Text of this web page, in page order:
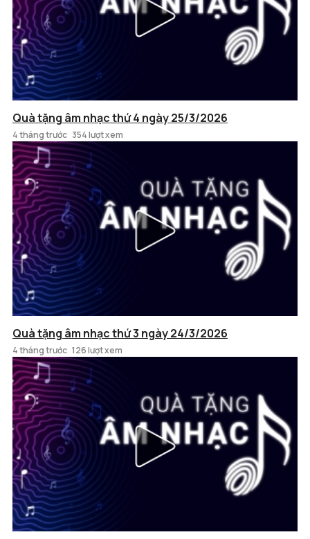
Quà tặng âm nhạc thứ 4 ngày 25/3/2026
4 tháng trước 354 lượt xem
Quà tặng âm nhạc thứ 3 ngày 24/3/2026
4 tháng trước 126 lượt xem